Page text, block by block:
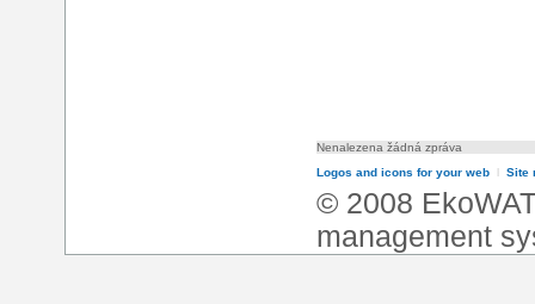
Nenalezena žádná zpráva
Logos and icons for your web l Site
© 2008
management